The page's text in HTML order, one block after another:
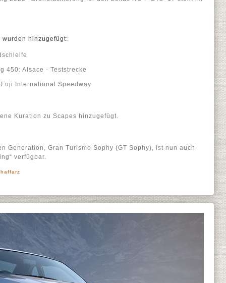
hinzugefügt:
450: Alsace - Teststrecke
International Speedway
Kuration zu Scapes hinzugefügt.
Generation, Gran Turismo Sophy (GT Sophy), ist nun auch
verfügbar.